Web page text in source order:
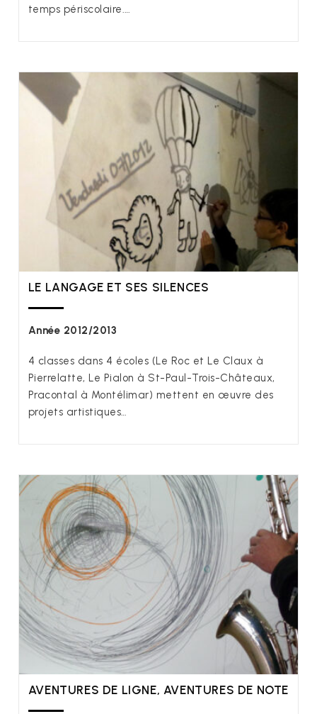
temps périscolaire.…
LE LANGAGE ET SES SILENCES
Année 2012/2013
4 classes dans 4 écoles (Le Roc et Le Claux à
Pierrelatte, Le Pialon à St-Paul-Trois-Châteaux,
Pracontal à Montélimar) mettent en œuvre des
projets artistiques…
AVENTURES DE LIGNE, AVENTURES DE NOTE